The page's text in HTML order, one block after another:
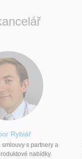
Rybiář
s partnery a
nabídky.